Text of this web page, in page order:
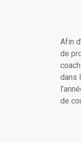
Afin
de
dans
de